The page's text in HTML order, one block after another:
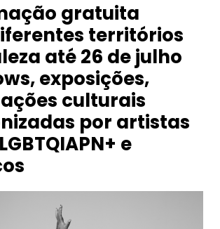
gratuita
territórios
até 26 de julho
exposições,
culturais
por artistas
e